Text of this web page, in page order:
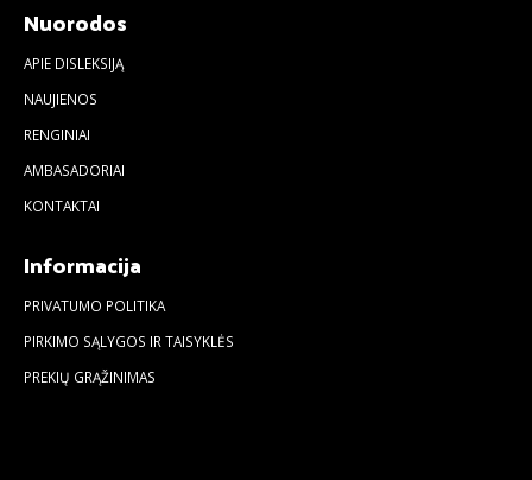
Nuorodos
APIE DISLEKSIJĄ
NAUJIENOS
RENGINIAI
AMBASADORIAI
KONTAKTAI
Informacija
PRIVATUMO POLITIKA
PIRKIMO SĄLYGOS IR TAISYKLĖS
PREKIŲ GRĄŽINIMAS